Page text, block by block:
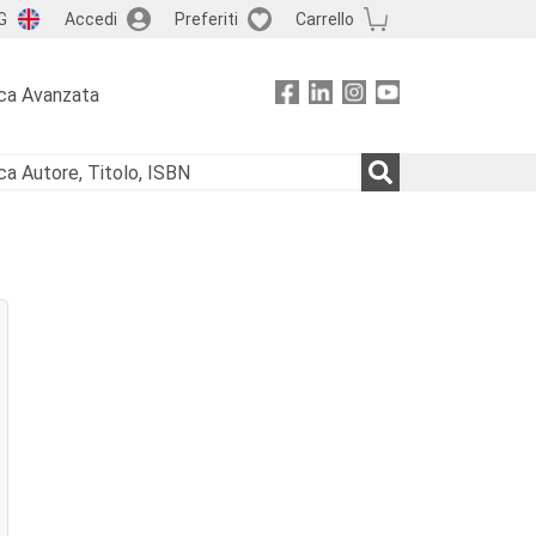
Accedi Preferiti Carrello
Avanzata